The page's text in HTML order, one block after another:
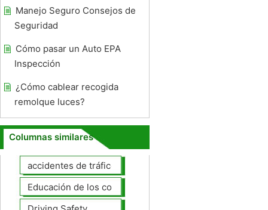
Manejo Seguro Consejos de
Seguridad
Cómo pasar un Auto EPA
Inspección
¿Cómo cablear recogida
remolque luces?
Columnas similares
accidentes de tráfico
Educación de los conductores